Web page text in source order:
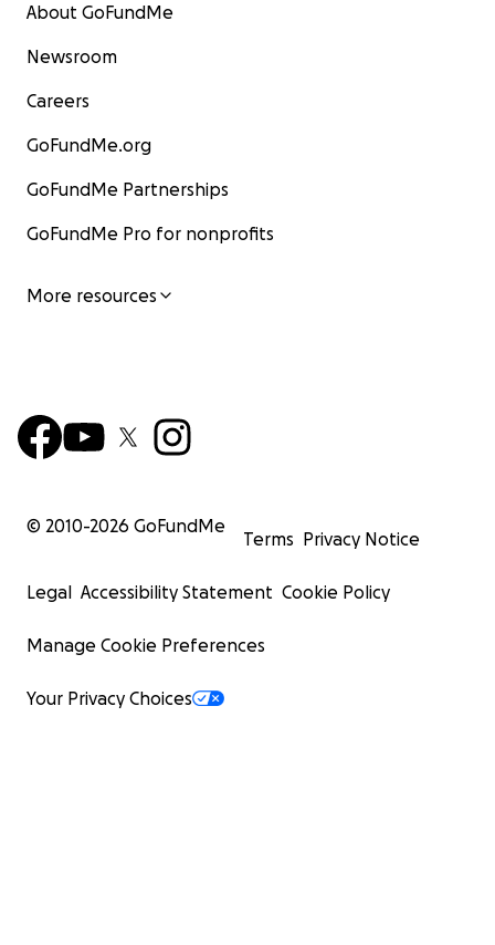
About GoFundMe
Newsroom
Careers
GoFundMe.org
GoFundMe Partnerships
GoFundMe Pro for nonprofits
More resources
© 2010-2026 GoFundMe
Terms Privacy Notice
Legal Accessibility Statement Cookie Policy
Manage Cookie Preferences
Your Privacy Choices